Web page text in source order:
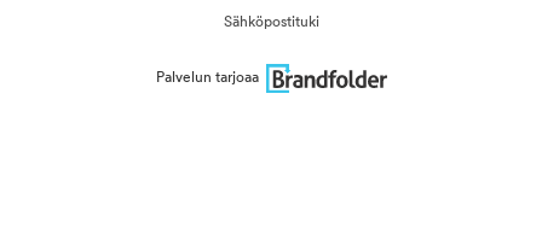
Sähköpostituki
Palvelun tarjoaa